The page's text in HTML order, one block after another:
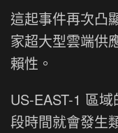
這起事件再次凸
家超大型雲端供
賴性。
US-EAST-1 區
段時間就會發生